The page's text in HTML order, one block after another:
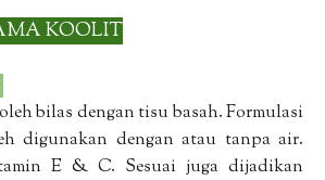
KOOLIT
bilas dengan tisu basah. Formulasi
digunakan dengan atau tanpa air.
E & C. Sesuai juga dijadikan